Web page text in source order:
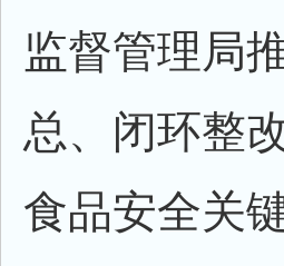
监督管理局
总、闭环整
食品安全关